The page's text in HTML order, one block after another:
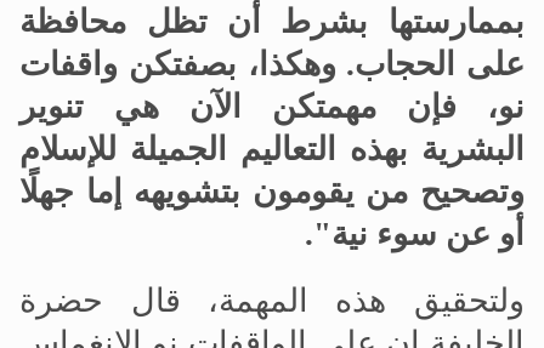
بممارستها بشرط أن تظل محافظة
على الحجاب. وهكذا، بصفتكن واقفات
نو، فإن مهمتكن الآن هي تنوير
البشرية بهذه التعاليم الجميلة للإسلام
وتصحيح من يقومون بتشويهه إما جهلًا
أو عن سوء نية".
ولتحقيق هذه المهمة، قال حضرة